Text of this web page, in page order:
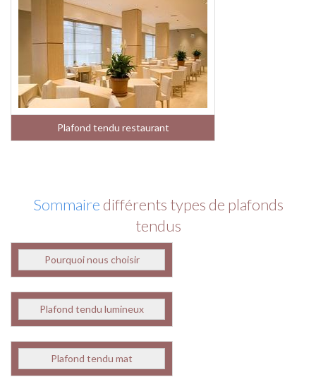
Plafond tendu restaurant
Sommaire différents types de plafonds
tendus
Pourquoi nous choisir
Plafond tendu lumineux
Plafond tendu mat